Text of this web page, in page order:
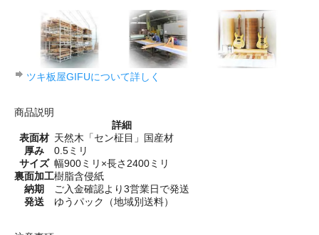
ツキ板屋GIFUについて詳しく
商品説明
詳細
表面材 天然木「セン柾目」国産材
厚み
0.5ミリ
サイズ 幅900ミリ×長さ2400ミリ
裏面加工樹脂含侵紙
納期
ご入金確認より3営業日で発送
発送
ゆうパック（地域別送料）